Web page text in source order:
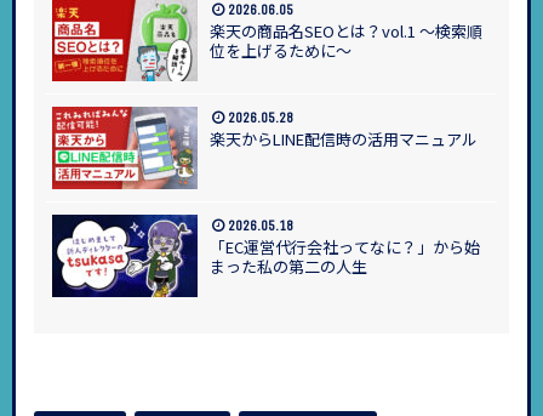
楽天の商品名SEOとは？vol.1 ～検索順
位を上げるために～
2026.06.05
楽天からLINE配信時の活用マニュアル
2026.05.28
「EC運営代行会社ってなに？」から始
まった私の第二の人生
2026.05.18